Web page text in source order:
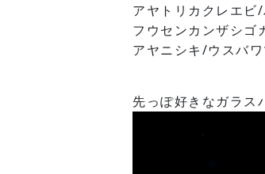
アヤトリカクレエビ
フウセンカンザシ
アヤニシキ/ウスバ
先っぽ好きなガラス